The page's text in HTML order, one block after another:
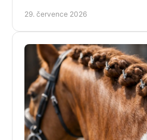
29. července 2026